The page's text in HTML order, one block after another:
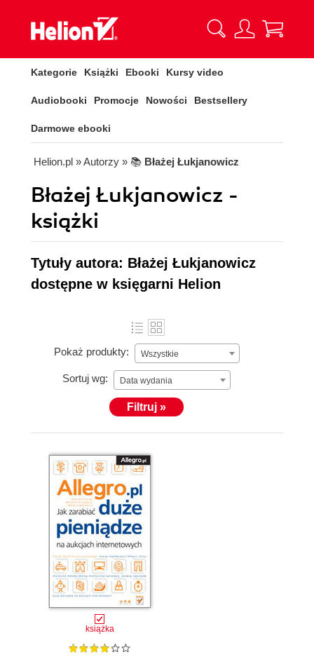
Kategorie Książki Ebooki Kursy video
Audiobooki Promocje Nowości Bestsellery
Darmowe ebooki
Helion.pl » Autorzy » 📚 Błażej Łukjanowicz
Błażej Łukjanowicz -
książki
Tytuły autora: Błażej Łukjanowicz
dostępne w księgarni Helion
Pokaż produkty: Wszystkie
Sortuj wg: Data wydania
Filtruj »
książka